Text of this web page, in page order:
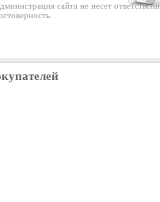
сайта не несет